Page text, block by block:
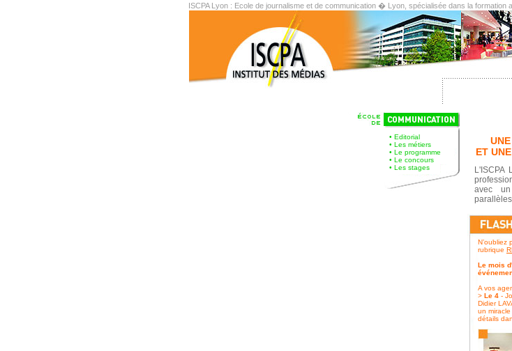
ISCPA Lyon : Ecole de journalisme et de communication � Lyon, spécialisée dans la
• Editorial
• Les métiers
• Le programme
• Le concours
• Les stages
ET
L'ISCPA
avec